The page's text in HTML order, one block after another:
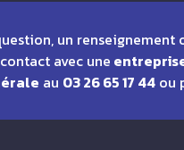
un renseignement
avec une
au 03 26 65 17 44ou